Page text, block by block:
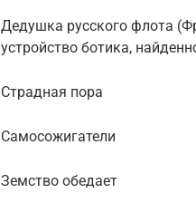
Дедушка русского флота
устройство ботика,
Страдная пора
Самосожигатели
Земство обедает